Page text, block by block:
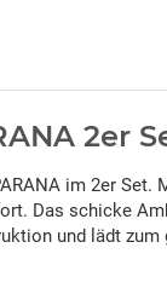
2er
im 2er
Das schicke
und lädt